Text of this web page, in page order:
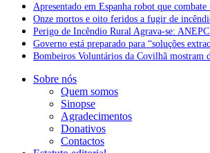
Apresentado em Espanha robot que
Onze mortos e oito feridos a fugir de
Perigo de Incêndio Rural Agrava-se:
Governo está preparado para “soluções
Bombeiros Voluntários da Covilhã mostram
Sobre nós
Quem somos
Sinopse
Agradecimentos
Donativos
Contactos